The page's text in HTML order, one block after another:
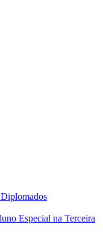
Diplomados
Especial na Terceira